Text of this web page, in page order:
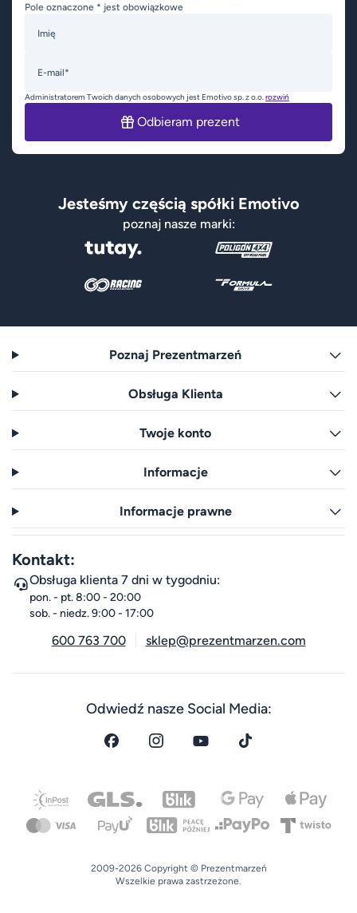
Pole oznaczone * jest obowiązkowe
Imię
E-mail*
Administratorem Twoich danych osobowych jest Emotivo sp. z o.o.rozwiń
Odbieram prezent
Jesteśmy częścią spółki Emotivo
poznaj nasze marki:
Poznaj Prezentmarzeń
Obsługa Klienta
Twoje konto
Informacje
Informacje prawne
Kontakt:
Obsługa klienta 7 dni w tygodniu:
pon. - pt. 8:00 - 20:00
sob. - niedz. 9:00 - 17:00
600 763 700 sklep@prezentmarzen.com
Odwiedź nasze Social Media:
2009-2026 Copyright © Prezentmarzeń
Wszelkie prawa zastrzeżone.